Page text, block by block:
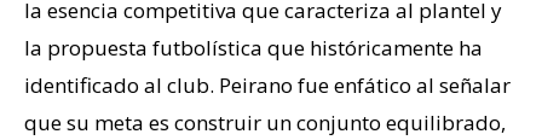
la esencia competitiva que caracteriza al plantel y
la propuesta futbolística que históricamente ha
identificado al club. Peirano fue enfático al señalar
que su meta es construir un conjunto equilibrado,